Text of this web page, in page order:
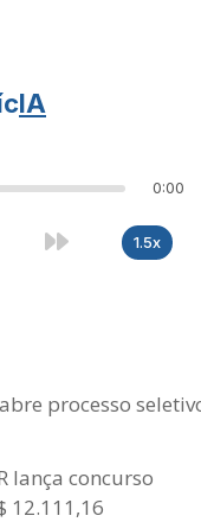
IA
0:00
1.5x
processo
lança concurso
12.111,16